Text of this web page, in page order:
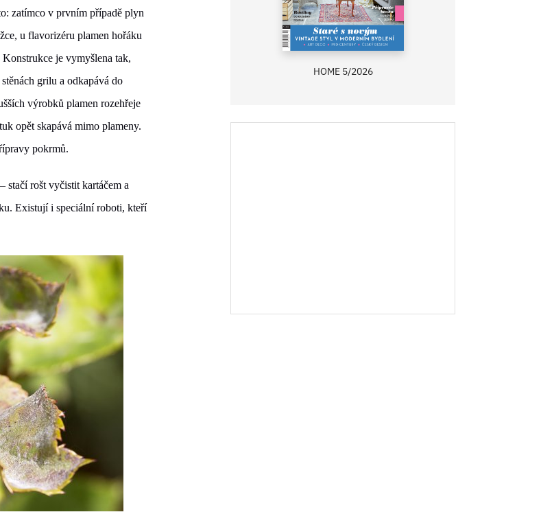
zatímco v prvním případě plyn
u flavorizéru plamen hořáku
je vymyšlena tak,
grilu a odkapává do
výrobků plamen rozehřeje
opět skapává mimo plameny.
pokrmů.
stačí rošt vyčistit kartáčem a
Existují i speciální roboti, kteří
HOME 5/2026